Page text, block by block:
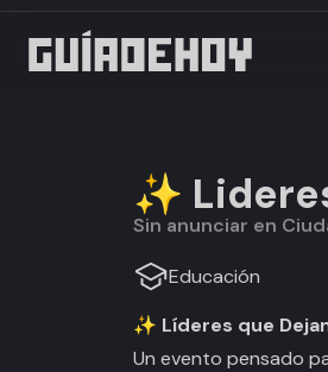
✨
Sin anunciar en
Educación
✨ Líderes que
Un evento pensado